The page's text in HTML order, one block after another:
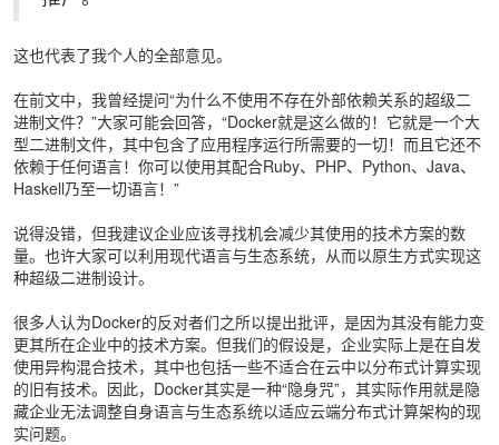
这也代表了我个人的全部意见。
在前文中，我曾经提问“为什么不使用不存在外部依赖关系的超级二
进制文件？”大家可能会回答，“Docker就是这么做的！它就是一个大
型二进制文件，其中包含了应用程序运行所需要的一切！而且它还不
依赖于任何语言！你可以使用其配合Ruby、PHP、Python、Java、
Haskell乃至一切语言！”
说得没错，但我建议企业应该寻找机会减少其使用的技术方案的数
量。也许大家可以利用现代语言与生态系统，从而以原生方式实现这
种超级二进制设计。
很多人认为Docker的反对者们之所以提出批评，是因为其没有能力变
更其所在企业中的技术方案。但我们的假设是，企业实际上是在自发
使用异构混合技术，其中也包括一些不适合在云中以分布式计算实现
的旧有技术。因此，Docker其实是一种“隐身咒”，其实际作用就是隐
藏企业无法调整自身语言与生态系统以适应云端分布式计算架构的现
实问题。